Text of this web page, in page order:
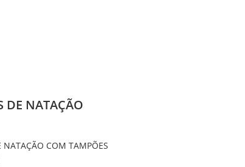
DE NATAÇÃO
NATAÇÃO COM TAMPÕES